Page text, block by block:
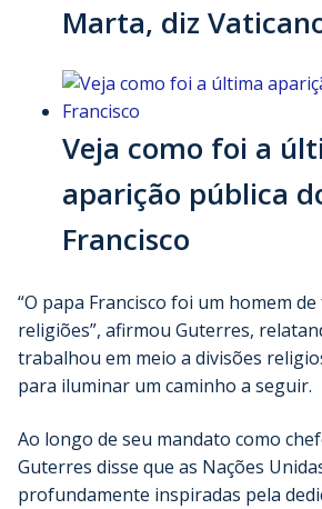
Marta, diz
Veja como foi a
aparição pública
Francisco
“O papa Francisco foi um homem
religiões”, afirmou Guterres,
trabalhou em meio a divisões
para iluminar um caminho a seguir.
Ao longo de seu mandato como
Guterres disse que as Nações
profundamente inspiradas pela